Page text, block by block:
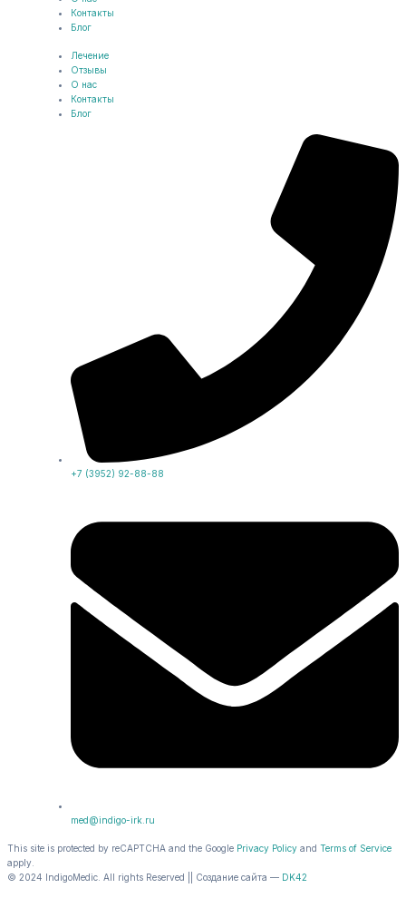
Контакты
Блог
Лечение
Отзывы
О нас
Контакты
Блог
+7 (3952) 92-88-88
med@indigo-irk.ru
This site is protected by reCAPTCHA and the Google Privacy Policy and Terms of Service
apply.
© 2024 IndigoMedic. All rights Reserved || Создание сайта — DK42